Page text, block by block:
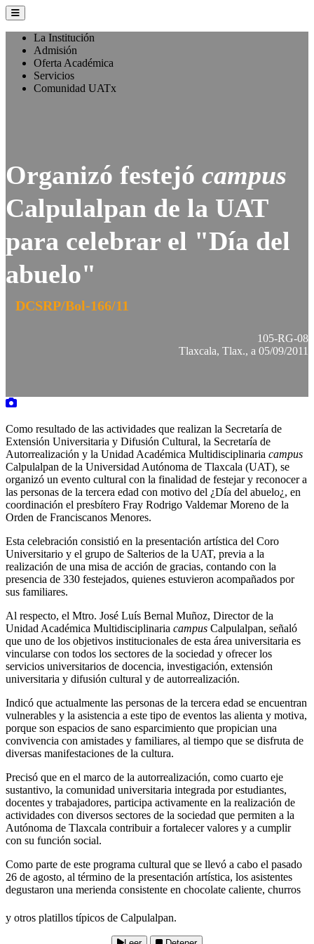
La Institución
Admisión
Oferta Académica
Servicios
Comunidad UATx
Organizó festejó campus
Calpulalpan de la UAT
para celebrar el "Día del
abuelo"
DCSRP/Bol-166/11
105-RG-08
Tlaxcala, Tlax., a 05/09/2011
Como resultado de las actividades que realizan la Secretaría de
Extensión Universitaria y Difusión Cultural, la Secretaría de
Autorrealización y la Unidad Académica Multidisciplinaria campus
Calpulalpan de la Universidad Autónoma de Tlaxcala (UAT), se
organizó un evento cultural con la finalidad de festejar y reconocer a
las personas de la tercera edad con motivo del ¿Día del abuelo¿, en
coordinación el presbítero Fray Rodrigo Valdemar Moreno de la
Orden de Franciscanos Menores.
Esta celebración consistió en la presentación artística del Coro
Universitario y el grupo de Salterios de la UAT, previa a la
realización de una misa de acción de gracias, contando con la
presencia de 330 festejados, quienes estuvieron acompañados por
sus familiares.
Al respecto, el Mtro. José Luís Bernal Muñoz, Director de la
Unidad Académica Multidisciplinaria campus Calpulalpan, señaló
que uno de los objetivos institucionales de esta área universitaria es
vincularse con todos los sectores de la sociedad y ofrecer los
servicios universitarios de docencia, investigación, extensión
universitaria y difusión cultural y de autorrealización.
Indicó que actualmente las personas de la tercera edad se encuentran
vulnerables y la asistencia a este tipo de eventos las alienta y motiva,
porque son espacios de sano esparcimiento que propician una
convivencia con amistades y familiares, al tiempo que se disfruta de
diversas manifestaciones de la cultura.
Precisó que en el marco de la autorrealización, como cuarto eje
sustantivo, la comunidad universitaria integrada por estudiantes,
docentes y trabajadores, participa activamente en la realización de
actividades con diversos sectores de la sociedad que permiten a la
Autónoma de Tlaxcala contribuir a fortalecer valores y a cumplir
con su función social.
Como parte de este programa cultural que se llevó a cabo el pasado
26 de agosto, al término de la presentación artística, los asistentes
degustaron una merienda consistente en chocolate caliente, churros
y otros platillos típicos de Calpulalpan.